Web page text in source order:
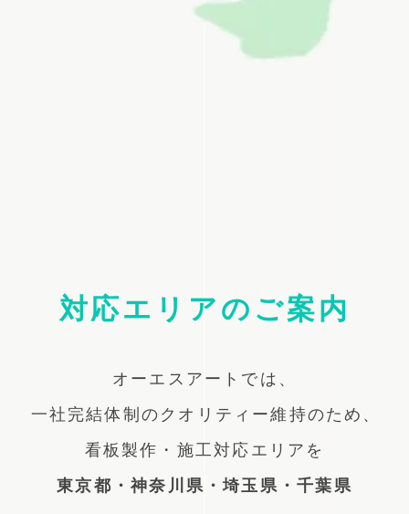
対応エリアのご案内
オーエスアートでは、
一社完結体制のクオリティー維持のため、
看板製作・施工対応エリアを
東京都・神奈川県・埼玉県・千葉県